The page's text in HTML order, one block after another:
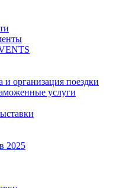
и организация поездки
услуги
2025